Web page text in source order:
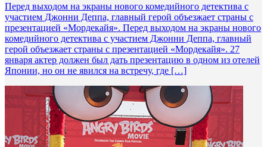
Перед выходом на экраны нового комедийного детектива с
участием Джонни Деппа, главный герой объезжает страны с
презентацией «Мордекайя». Перед выходом на экраны нового
комедийного детектива с участием Джонни Деппа, главный
герой объезжает страны с презентацией «Мордекайя». 27
января актер должен был дать презентацию в одном из отелей
Японии, но он не явился на встречу, где […]